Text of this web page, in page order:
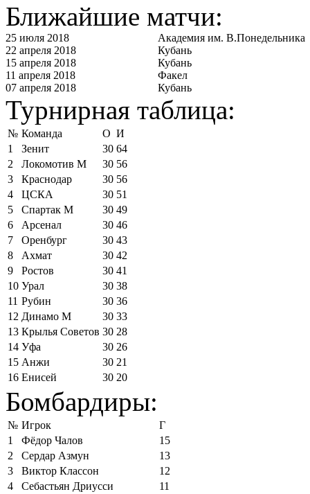
Ближайшие матчи:
25 июля 2018
Академия им. В.Понедельника
22 апреля 2018
Кубань
15 апреля 2018
Кубань
11 апреля 2018
Факел
07 апреля 2018
Кубань
Турнирная таблица:
№ Команда О И
1
Зенит 30 64
2
Локомотив М 30 56
3
Краснодар 30 56
4
ЦСКА 30 51
5
Спартак М 30 49
6
Арсенал 30 46
7
Оренбург 30 43
8
Ахмат 30 42
9
Ростов 30 41
10 Урал 30 38
11 Рубин 30 36
12 Динамо М 30 33
13 Крылья Советов 30 28
14 Уфа 30 26
15 Анжи 30 21
16 Енисей 30 20
Бомбардиры:
№ Игрок
Г
1
Фёдор Чалов
15
2
Сердар Азмун
13
3
Виктор Классон
12
4
Себастьян Дриусси
11